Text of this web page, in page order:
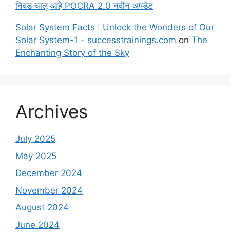
निवड चालू आहे POCRA 2.0 नवीन अपडेट
Solar System Facts : Unlock the Wonders of Our
Solar System-1 - successtrainings.com on The
Enchanting Story of the Sky
Archives
July 2025
May 2025
December 2024
November 2024
August 2024
June 2024